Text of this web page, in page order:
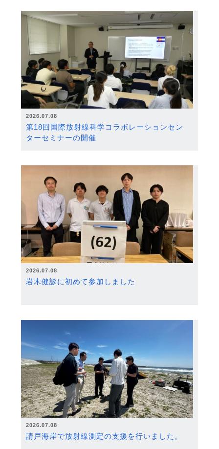
2026.07.08
第18回国際放射線科学コラボレーションセン
ターセミナーの開催
2026.07.08
岩木健診に初めて参加しました
2026.07.08
請戸海岸で放射線測定の支援を行いました。